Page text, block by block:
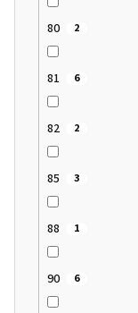
80 2
81 6
82 2
85 3
88 1
90 6